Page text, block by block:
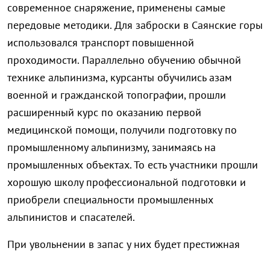
современное снаряжение, применены самые
передовые методики. Для заброски в Саянские горы
использовался транспорт повышенной
проходимости. Параллельно обучению обычной
технике альпинизма, курсанты обучились азам
военной и гражданской топографии, прошли
расширенный курс по оказанию первой
медицинской помощи, получили подготовку по
промышленному альпинизму, занимаясь на
промышленных объектах. То есть участники прошли
хорошую школу профессиональной подготовки и
приобрели специальности промышленных
альпинистов и спасателей.
При увольнении в запас у них будет престижная